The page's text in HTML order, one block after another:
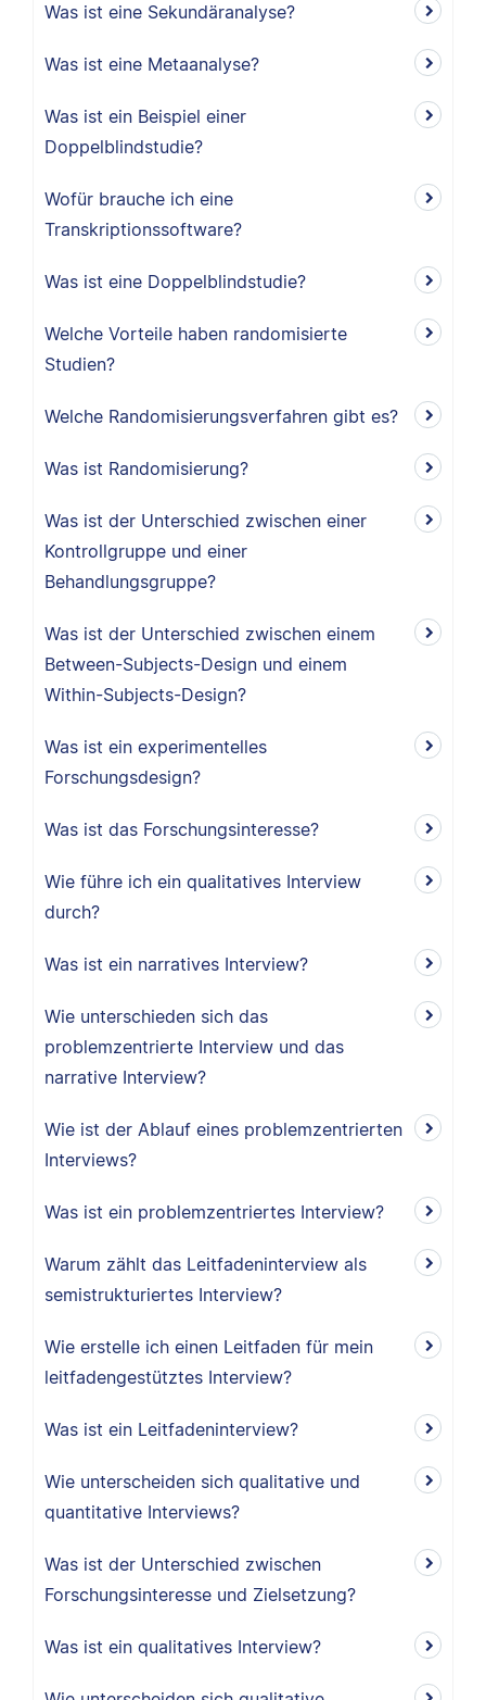
Was ist eine Sekundäranalyse?
Was ist eine Metaanalyse?
Was ist ein Beispiel einer
Doppelblindstudie?
Wofür brauche ich eine
Transkriptionssoftware?
Was ist eine Doppelblindstudie?
Welche Vorteile haben randomisierte
Studien?
Welche Randomisierungsverfahren gibt es?
Was ist Randomisierung?
Was ist der Unterschied zwischen einer
Kontrollgruppe und einer
Behandlungsgruppe?
Was ist der Unterschied zwischen einem
Between-Subjects-Design und einem
Within-Subjects-Design?
Was ist ein experimentelles
Forschungsdesign?
Was ist das Forschungsinteresse?
Wie führe ich ein qualitatives Interview
durch?
Was ist ein narratives Interview?
Wie unterschieden sich das
problemzentrierte Interview und das
narrative Interview?
Wie ist der Ablauf eines problemzentrierten
Interviews?
Was ist ein problemzentriertes Interview?
Warum zählt das Leitfadeninterview als
semistrukturiertes Interview?
Wie erstelle ich einen Leitfaden für mein
leitfadengestütztes Interview?
Was ist ein Leitfadeninterview?
Wie unterscheiden sich qualitative und
quantitative Interviews?
Was ist der Unterschied zwischen
Forschungsinteresse und Zielsetzung?
Was ist ein qualitatives Interview?